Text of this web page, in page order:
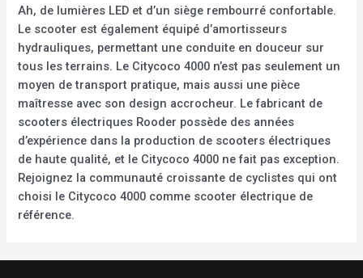
Ah, de lumières LED et d’un siège rembourré confortable.
Le scooter est également équipé d’amortisseurs
hydrauliques, permettant une conduite en douceur sur
tous les terrains. Le Citycoco 4000 n’est pas seulement un
moyen de transport pratique, mais aussi une pièce
maîtresse avec son design accrocheur. Le fabricant de
scooters électriques Rooder possède des années
d’expérience dans la production de scooters électriques
de haute qualité, et le Citycoco 4000 ne fait pas exception.
Rejoignez la communauté croissante de cyclistes qui ont
choisi le Citycoco 4000 comme scooter électrique de
référence.